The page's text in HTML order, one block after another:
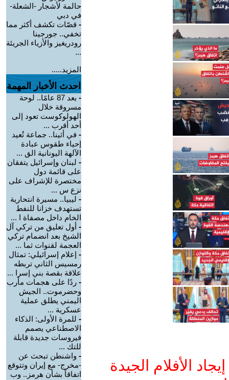
الأفلام الجيدة
حالمة لأشجار -الشعلة-
في دبي
- قصّات تكشف أكثر مما
تخفي.. جورجينا
رودريغيز والأزياء الجريئة
...
المزيد.....
احدث الأخبار المهمة
-
بعد 87 عامًا.. لوحة
مسروقة خلال
الهولوكوست تعود إلى
أحد أقرب ...
- في أثينا.. جماعة تُعيد
إحياء طقوس عبادة
الآلهة اليونانية الق ...
- لبنان وإسرائيل يتفقان
على قائمة دول
مختصرة للإشراف على
نزع س ...
- ليبيا.. مسيرة انتحارية
تستهدف خزانا للنفط
الخام داخل مصفاة ا ...
- أول تعليق من تركي آل
الشيخ بعد انضمام تركي
العجمة لقنوات ثما ...
- إعلام إسرائيلي: تمثال
رمسيس الثاني تربطه
علاقة بقصة بني إسرا ...
- ردًا على هجمات مأرب
وحضرموت.. الجيش
اليمني يطلق عملية
عسكرية ...
- للمرة الأولى: الذكاء
الاصطناعي يصمم
فيروسات جديدة قابلة
للتك ...
- واشنطن تبحث عن
-مخرج- مع إيران وتتوقع
اتفاقاً بشأن هرمز.. وب